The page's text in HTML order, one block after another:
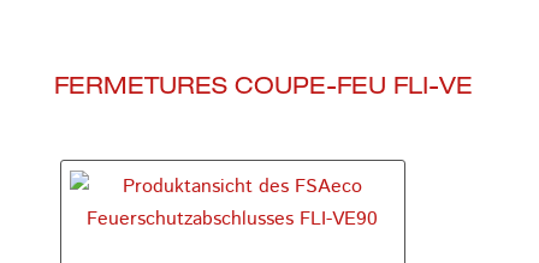
FERMETURES COUPE-FEU FLI-VE